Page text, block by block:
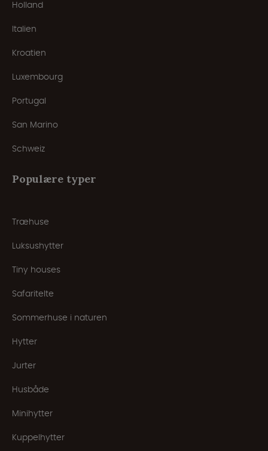
Holland
Italien
Kroatien
Luxembourg
Portugal
San Marino
Schweiz
Populære typer
Træhuse
Luksushytter
Tiny houses
Safaritelte
Sommerhuse i naturen
Hytter
Jurter
Husbåde
Minihytter
Kuppelhytter